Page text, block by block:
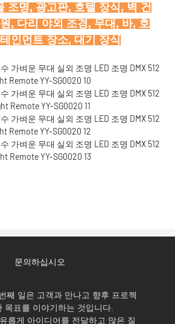
조명, 광고판, 호텔 장식, 벽 건
, 다리 야외 조경, 무대, 바, 호
문의하십시오
째 일은 고객과 만나고 향후 프로젝
목표를 이야기하는 것입니다.
롭게 아이디어를 전달하고 많은 질